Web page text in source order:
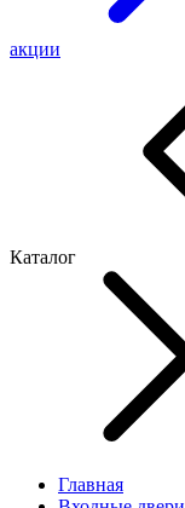
акции
Каталог
Главная